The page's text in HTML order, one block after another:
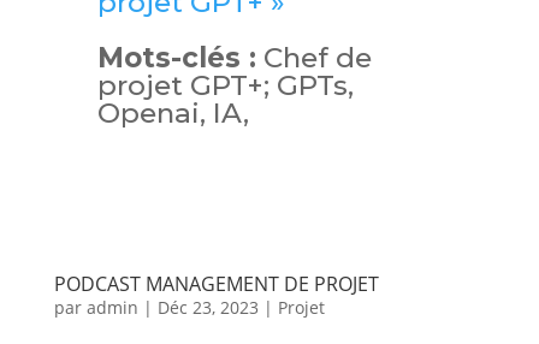
Mots-clés : Chef de
projet GPT+; GPTs,
Openai, IA,
PODCAST MANAGEMENT DE PROJET
par admin | Déc 23, 2023 | Projet